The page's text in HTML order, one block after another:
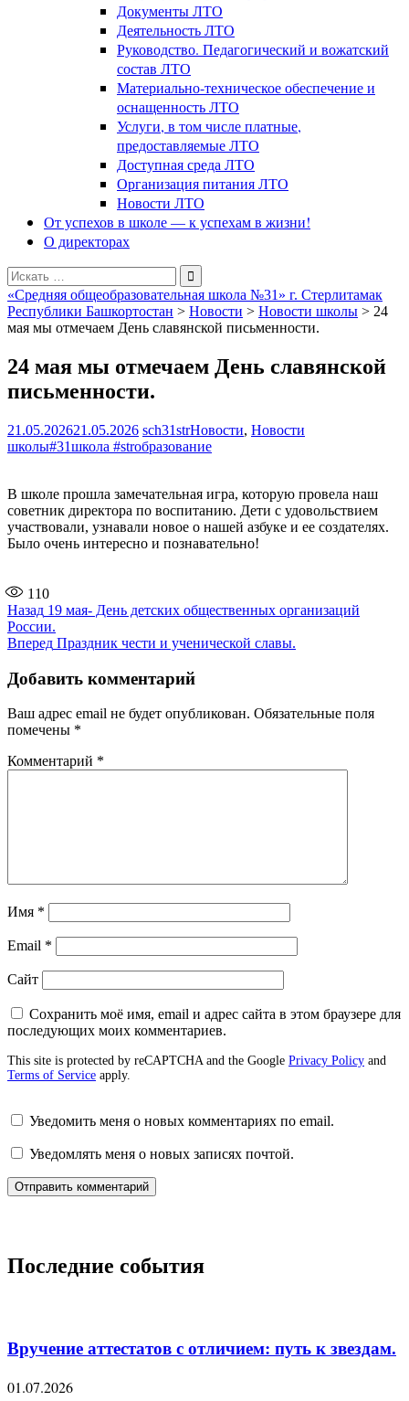
Документы ЛТО
Деятельность ЛТО
Руководство. Педагогический и вожатский
состав ЛТО
Материально-техническое обеспечение и
оснащенность ЛТО
Услуги, в том числе платные,
предоставляемые ЛТО
Доступная среда ЛТО
Организация питания ЛТО
Новости ЛТО
От успехов в школе — к успехам в жизни!
О директорах
Поиск
для:
«Средняя общеобразовательная школа №31» г. Стерлитамак
Республики Башкортостан > Новости > Новости школы > 24
мая мы отмечаем День славянской письменности.
24 мая мы отмечаем День славянской
письменности.
21.05.202621.05.2026 sch31strНовости, Новости
школы#31школа #strобразование
В школе прошла замечательная игра, которую провела наш
советник директора по воспитанию. Дети с удовольствием
участвовали, узнавали новое о нашей азбуке и ее создателях.
Было очень интересно и познавательно!
110
Навигация
по
Назад Предыдущая
запись:
19 мая- День детских общественных организаций
России.
Вперед Следующая
Праздник чести и ученической славы.
Добавить комментарий
Ваш адрес email не будет опубликован. Обязательные поля
помечены *
Комментарий *
Имя *
Email *
Сайт
Сохранить моё имя, email и адрес сайта в этом браузере для
последующих моих комментариев.
This site is protected by reCAPTCHA and the Google Privacy Policy and
Terms of Service apply.
Уведомить меня о новых комментариях по email.
Уведомлять меня о новых записях почтой.
Последние события
Вручение аттестатов с отличием: путь к звездам.
01.07.2026